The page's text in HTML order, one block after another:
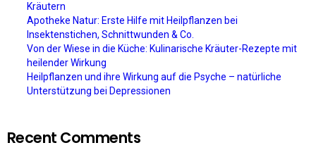
Kräutern
Apotheke Natur: Erste Hilfe mit Heilpflanzen bei
Insektenstichen, Schnittwunden & Co.
Von der Wiese in die Küche: Kulinarische Kräuter-Rezepte mit
heilender Wirkung
Heilpflanzen und ihre Wirkung auf die Psyche – natürliche
Unterstützung bei Depressionen
Recent Comments